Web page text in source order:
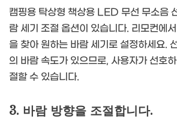
캠핑용 탁상형 책상용 LED 무선 무소음
람 세기 조절 옵션이 있습니다. 리모컨에
을 찾아 원하는 바람 세기로 설정하세요.
의 바람 속도가 있으므로, 사용자가 선호
절할 수 있습니다.
3. 바람 방향을 조절합니다.